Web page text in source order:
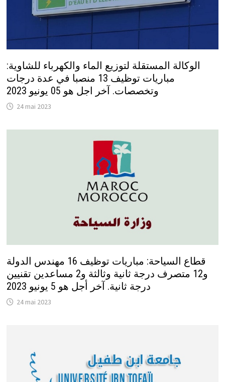
الوكالة المستقلة لتوزيع الماء والكهرباء للشاوية:
مباريات توظيف 13 منصبا في عدة درجات
وتخصصات. آخر اجل هو 05 يونيو 2023
24 mai 2023
قطاع السياحة: مباريات توظيف 16 مهندس الدولة
و12 متصرف درجة ثانية وثالثة و2 مساعدين تقنيين
درجة ثانية. آخر أجل هو 5 يونيو 2023
24 mai 2023